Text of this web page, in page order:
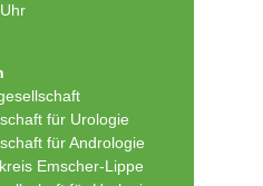
für Urologie
für Andrologie
Emscher-Lippe